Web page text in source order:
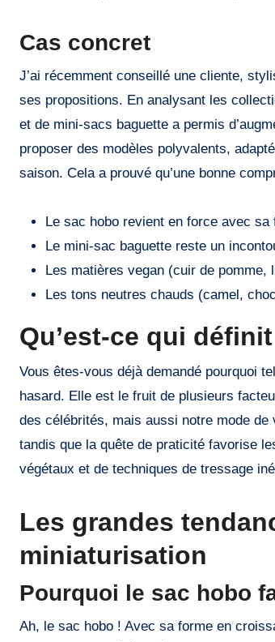
Cas concret
J’ai récemment conseillé une cliente,
ses propositions. En analysant les
et de mini-sacs baguette a permis
proposer des modèles polyvalents,
saison. Cela a prouvé qu’une bonne
Le sac hobo revient en force avec
Le mini-sac baguette reste un
Les matières vegan (cuir de pomme,
Les tons neutres chauds (camel,
Qu’est-ce qui
Vous êtes-vous déjà demandé pourquoi
hasard. Elle est le fruit de plusieurs
des célébrités, mais aussi notre mode
tandis que la quête de praticité favorise
végétaux et de techniques de tressage
Les grandes
miniaturisation
Pourquoi le sac hobo
Ah, le sac hobo ! Avec sa forme en